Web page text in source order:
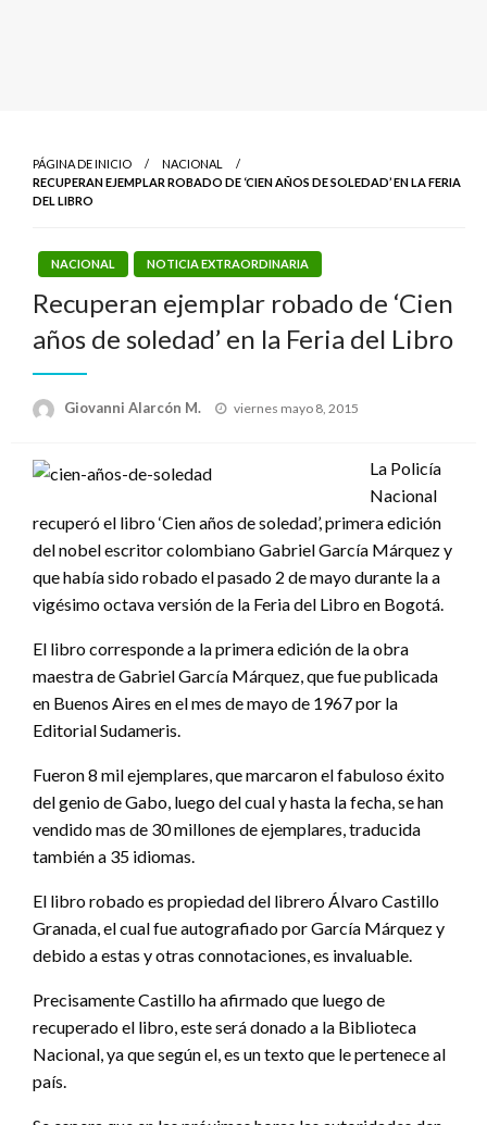
PÁGINA DE INICIO
NACIONAL
RECUPERAN EJEMPLAR ROBADO DE ‘CIEN AÑOS DE SOLEDAD’ EN LA FERIA
DEL LIBRO
NACIONAL NOTICIA EXTRAORDINARIA
Recuperan ejemplar robado de ‘Cien
años de soledad’ en la Feria del Libro
Giovanni Alarcón M.
Publicado
viernes mayo 8, 2015
La Policía
Nacional
recuperó el libro ‘Cien años de soledad’, primera edición
del nobel escritor colombiano Gabriel García Márquez y
que había sido robado el pasado 2 de mayo durante la a
vigésimo octava versión de la Feria del Libro en Bogotá.
El libro corresponde a la primera edición de la obra
maestra de Gabriel García Márquez, que fue publicada
en Buenos Aires en el mes de mayo de 1967 por la
Editorial Sudameris.
Fueron 8 mil ejemplares, que marcaron el fabuloso éxito
del genio de Gabo, luego del cual y hasta la fecha, se han
vendido mas de 30 millones de ejemplares, traducida
también a 35 idiomas.
El libro robado es propiedad del librero Álvaro Castillo
Granada, el cual fue autografiado por García Márquez y
debido a estas y otras connotaciones, es invaluable.
Precisamente Castillo ha afirmado que luego de
recuperado el libro, este será donado a la Biblioteca
Nacional, ya que según el, es un texto que le pertenece al
país.